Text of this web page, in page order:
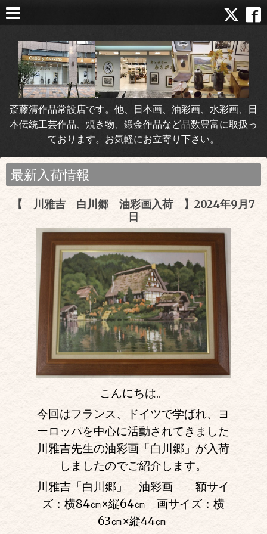
斎藤清作品常設店です。他、日本画、油彩画、水彩画、日
本伝統工芸作品、焼き物、鍛金作品など品数豊富に取扱っ
ております。お気軽にお立寄り下さい。
最新入荷情報
【 川雅吉 白川郷 油彩画入荷 】2024年9月7
日
こんにちは。
今回はフランス、ドイツで学ばれ、ヨ
ーロッパを中心に活動されてきました
川雅吉先生の油彩画「白川郷」が入荷
しましたのでご紹介します。
川雅吉「白川郷」―油彩画― 額サイ
ズ：横84㎝×縦64㎝ 画サイズ：横
63㎝×縦44㎝